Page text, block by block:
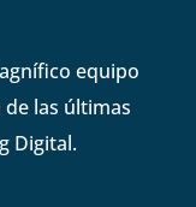
equipo
las últimas
Digital.